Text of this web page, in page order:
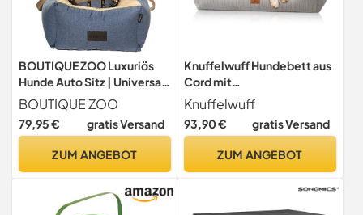
BOUTIQUE ZOO Luxuriös
Hunde Auto Sitz | Universal
Waschbar Hundeautositz
für Hunde und Katzen |
Farbe: Blau | Polyester |
BOUTIQUE ZOO
79,95 € gratis Versand
ZUM ANGEBOT
Knuffelwuff Hundebett aus
Cord mit
Handwebcharakter Olivia
M-L 85 x 63cm Hellgrau -
Abnehmbarer Bezug -
mittelgroße und kleine
Knuffelwuff
93,90 € gratis Versand
ZUM ANGEBOT